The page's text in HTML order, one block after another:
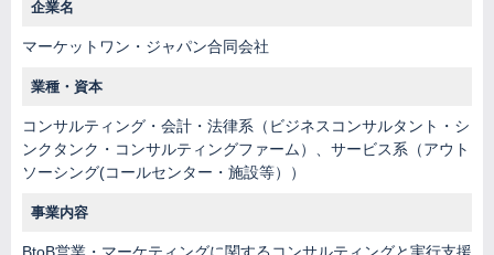
企業名
マーケットワン・ジャパン合同会社
業種・資本
コンサルティング・会計・法律系（ビジネスコンサルタント・シ
ンクタンク・コンサルティングファーム）、サービス系（アウト
ソーシング(コールセンター・施設等））
事業内容
BtoB営業・マーケティングに関するコンサルティングと実行支援